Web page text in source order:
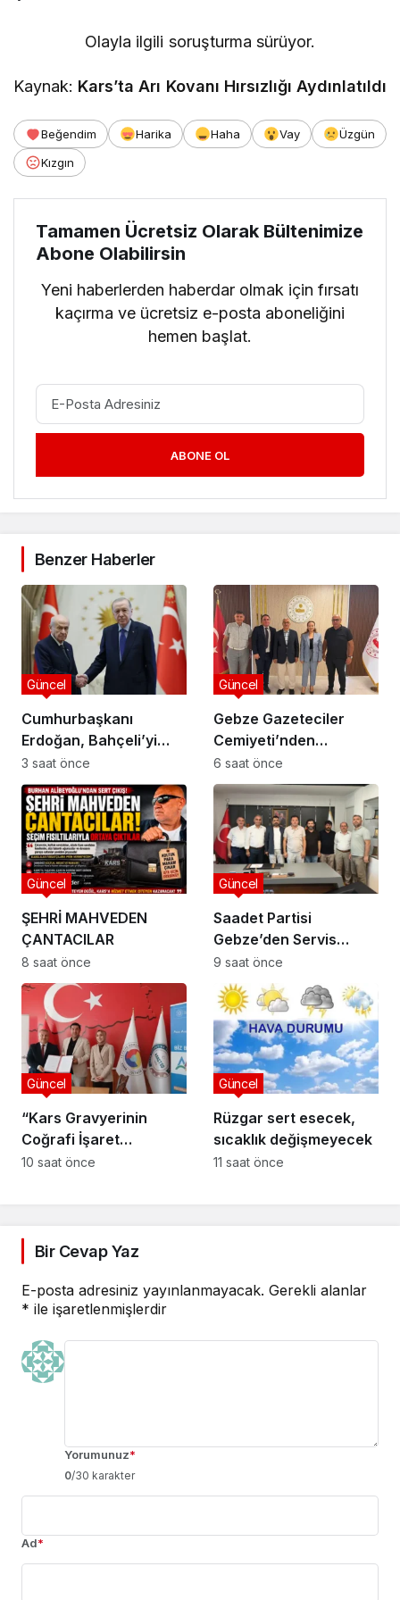
Olayla ilgili soruşturma sürüyor.
Kaynak: Kars’ta Arı Kovanı Hırsızlığı Aydınlatıldı
Beğendim Harika Haha Vay
Üzgün
Kızgın
Tamamen Ücretsiz Olarak Bültenimize
Abone Olabilirsin
Yeni haberlerden haberdar olmak için fırsatı
kaçırma ve ücretsiz e-posta aboneliğini
hemen başlat.
ABONE OL
Benzer Haberler
Cumhurbaşkanı
Erdoğan, Bahçeli’yi
Külliye’de kabul etti
Güncel
3 saat önce
Gebze Gazeteciler
Cemiyeti’nden
Kaymakam Özyiğit’e
Ziyaret
Güncel
6 saat önce
ŞEHRİ MAHVEDEN
ÇANTACILAR
Güncel
8 saat önce
Saadet Partisi
Gebze’den Servis
Esnafına Destek
Ziyareti: “Sektörde
Adalet Sağlanmalı”
Güncel
9 saat önce
“Kars Gravyerinin
Coğrafi İşaret
Niteliğinin
Güncel
10 saat önce
Rüzgar sert esecek,
sıcaklık değişmeyecek
Güncel
11 saat önce
Bir Cevap Yaz
E-posta adresiniz yayınlanmayacak. Gerekli alanlar
* ile işaretlenmişlerdir
Yorumunuz*
0/30 karakter
Ad*